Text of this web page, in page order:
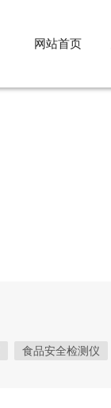
网站首页
食品安全检测仪